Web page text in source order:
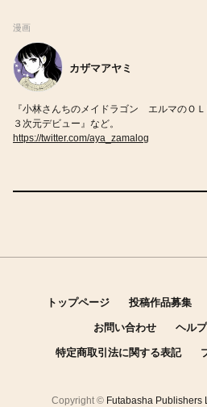
漫画
カザマアヤミ
『小林さんちのメイドラゴン エルマのＯ
３次元デビュー』など。
https://twitter.com/aya_zamalog
トップページ 投稿作品募集
お問い合わせ ヘルプ
特定商取引法に関する表記
Copyright © Futabasha Publishers